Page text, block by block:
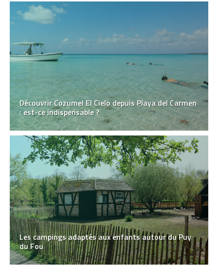
Découvrir Cozumel El Cielo depuis Playa del Carmen
: est-ce indispensable ?
Les campings adaptés aux enfants autour du Puy
du Fou